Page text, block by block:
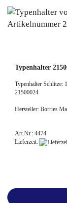
Typenhalter
Typenhalter Schlitze:
21500024
Hersteller: Borries
Art.Nr.: 4474
Lieferzeit: